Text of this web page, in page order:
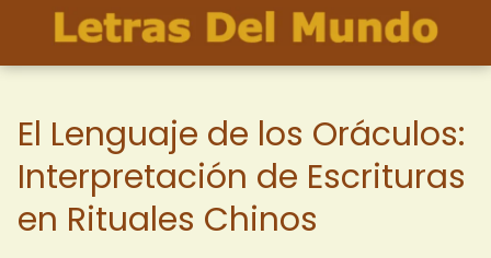
El Lenguaje de los Oráculos:
Interpretación de Escrituras
en Rituales Chinos